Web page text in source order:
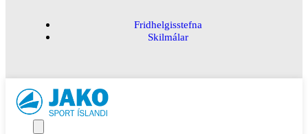
Fridhelgisstefna
Skilmálar